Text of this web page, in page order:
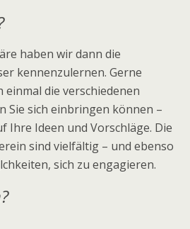
haben wir dann die
kennenzulernen. Gerne
die verschiedenen
Sie sich einbringen können –
Ihre Ideen und Vorschläge. Die
sind vielfältig – und ebenso
sich zu engagieren.